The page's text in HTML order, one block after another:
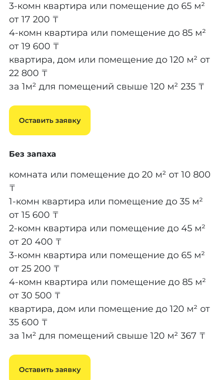
3-комн квартира или помещение до 65 м²
от 17 200 ₸
4-комн квартира или помещение до 85 м²
от 19 600 ₸
квартира, дом или помещение до 120 м² от
22 800 ₸
за 1м² для помещений свыше 120 м² 235 ₸
Оставить заявку
Без запаха
комната или помещение до 20 м² от 10 800
₸
1-комн квартира или помещение до 35 м²
от 15 600 ₸
2-комн квартира или помещение до 45 м²
от 20 400 ₸
3-комн квартира или помещение до 65 м²
от 25 200 ₸
4-комн квартира или помещение до 85 м²
от 30 500 ₸
квартира, дом или помещение до 120 м² от
35 600 ₸
за 1м² для помещений свыше 120 м² 367 ₸
Оставить заявку